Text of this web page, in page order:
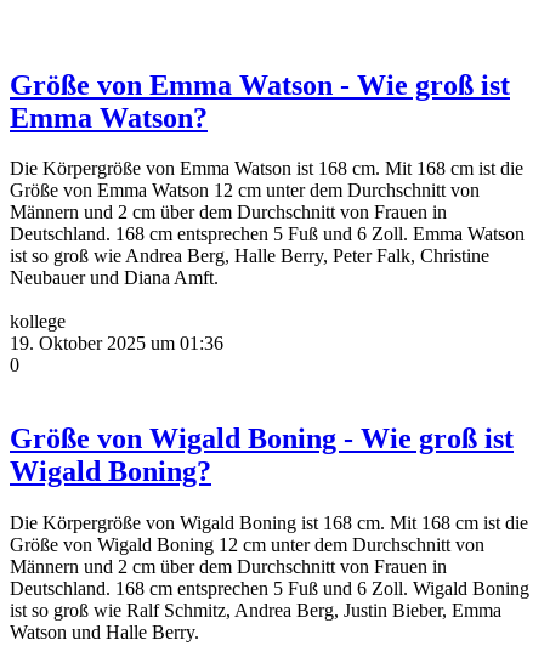
Größe von Emma Watson - Wie groß ist
Emma Watson?
Die Körpergröße von Emma Watson ist 168 cm. Mit 168 cm ist die
Größe von Emma Watson 12 cm unter dem Durchschnitt von
Männern und 2 cm über dem Durchschnitt von Frauen in
Deutschland. 168 cm entsprechen 5 Fuß und 6 Zoll. Emma Watson
ist so groß wie Andrea Berg, Halle Berry, Peter Falk, Christine
Neubauer und Diana Amft.
kollege
19. Oktober 2025 um 01:36
0
Größe von Wigald Boning - Wie groß ist
Wigald Boning?
Die Körpergröße von Wigald Boning ist 168 cm. Mit 168 cm ist die
Größe von Wigald Boning 12 cm unter dem Durchschnitt von
Männern und 2 cm über dem Durchschnitt von Frauen in
Deutschland. 168 cm entsprechen 5 Fuß und 6 Zoll. Wigald Boning
ist so groß wie Ralf Schmitz, Andrea Berg, Justin Bieber, Emma
Watson und Halle Berry.